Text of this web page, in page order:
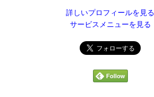
詳しいプロフィールを見る
サービスメニューを見る